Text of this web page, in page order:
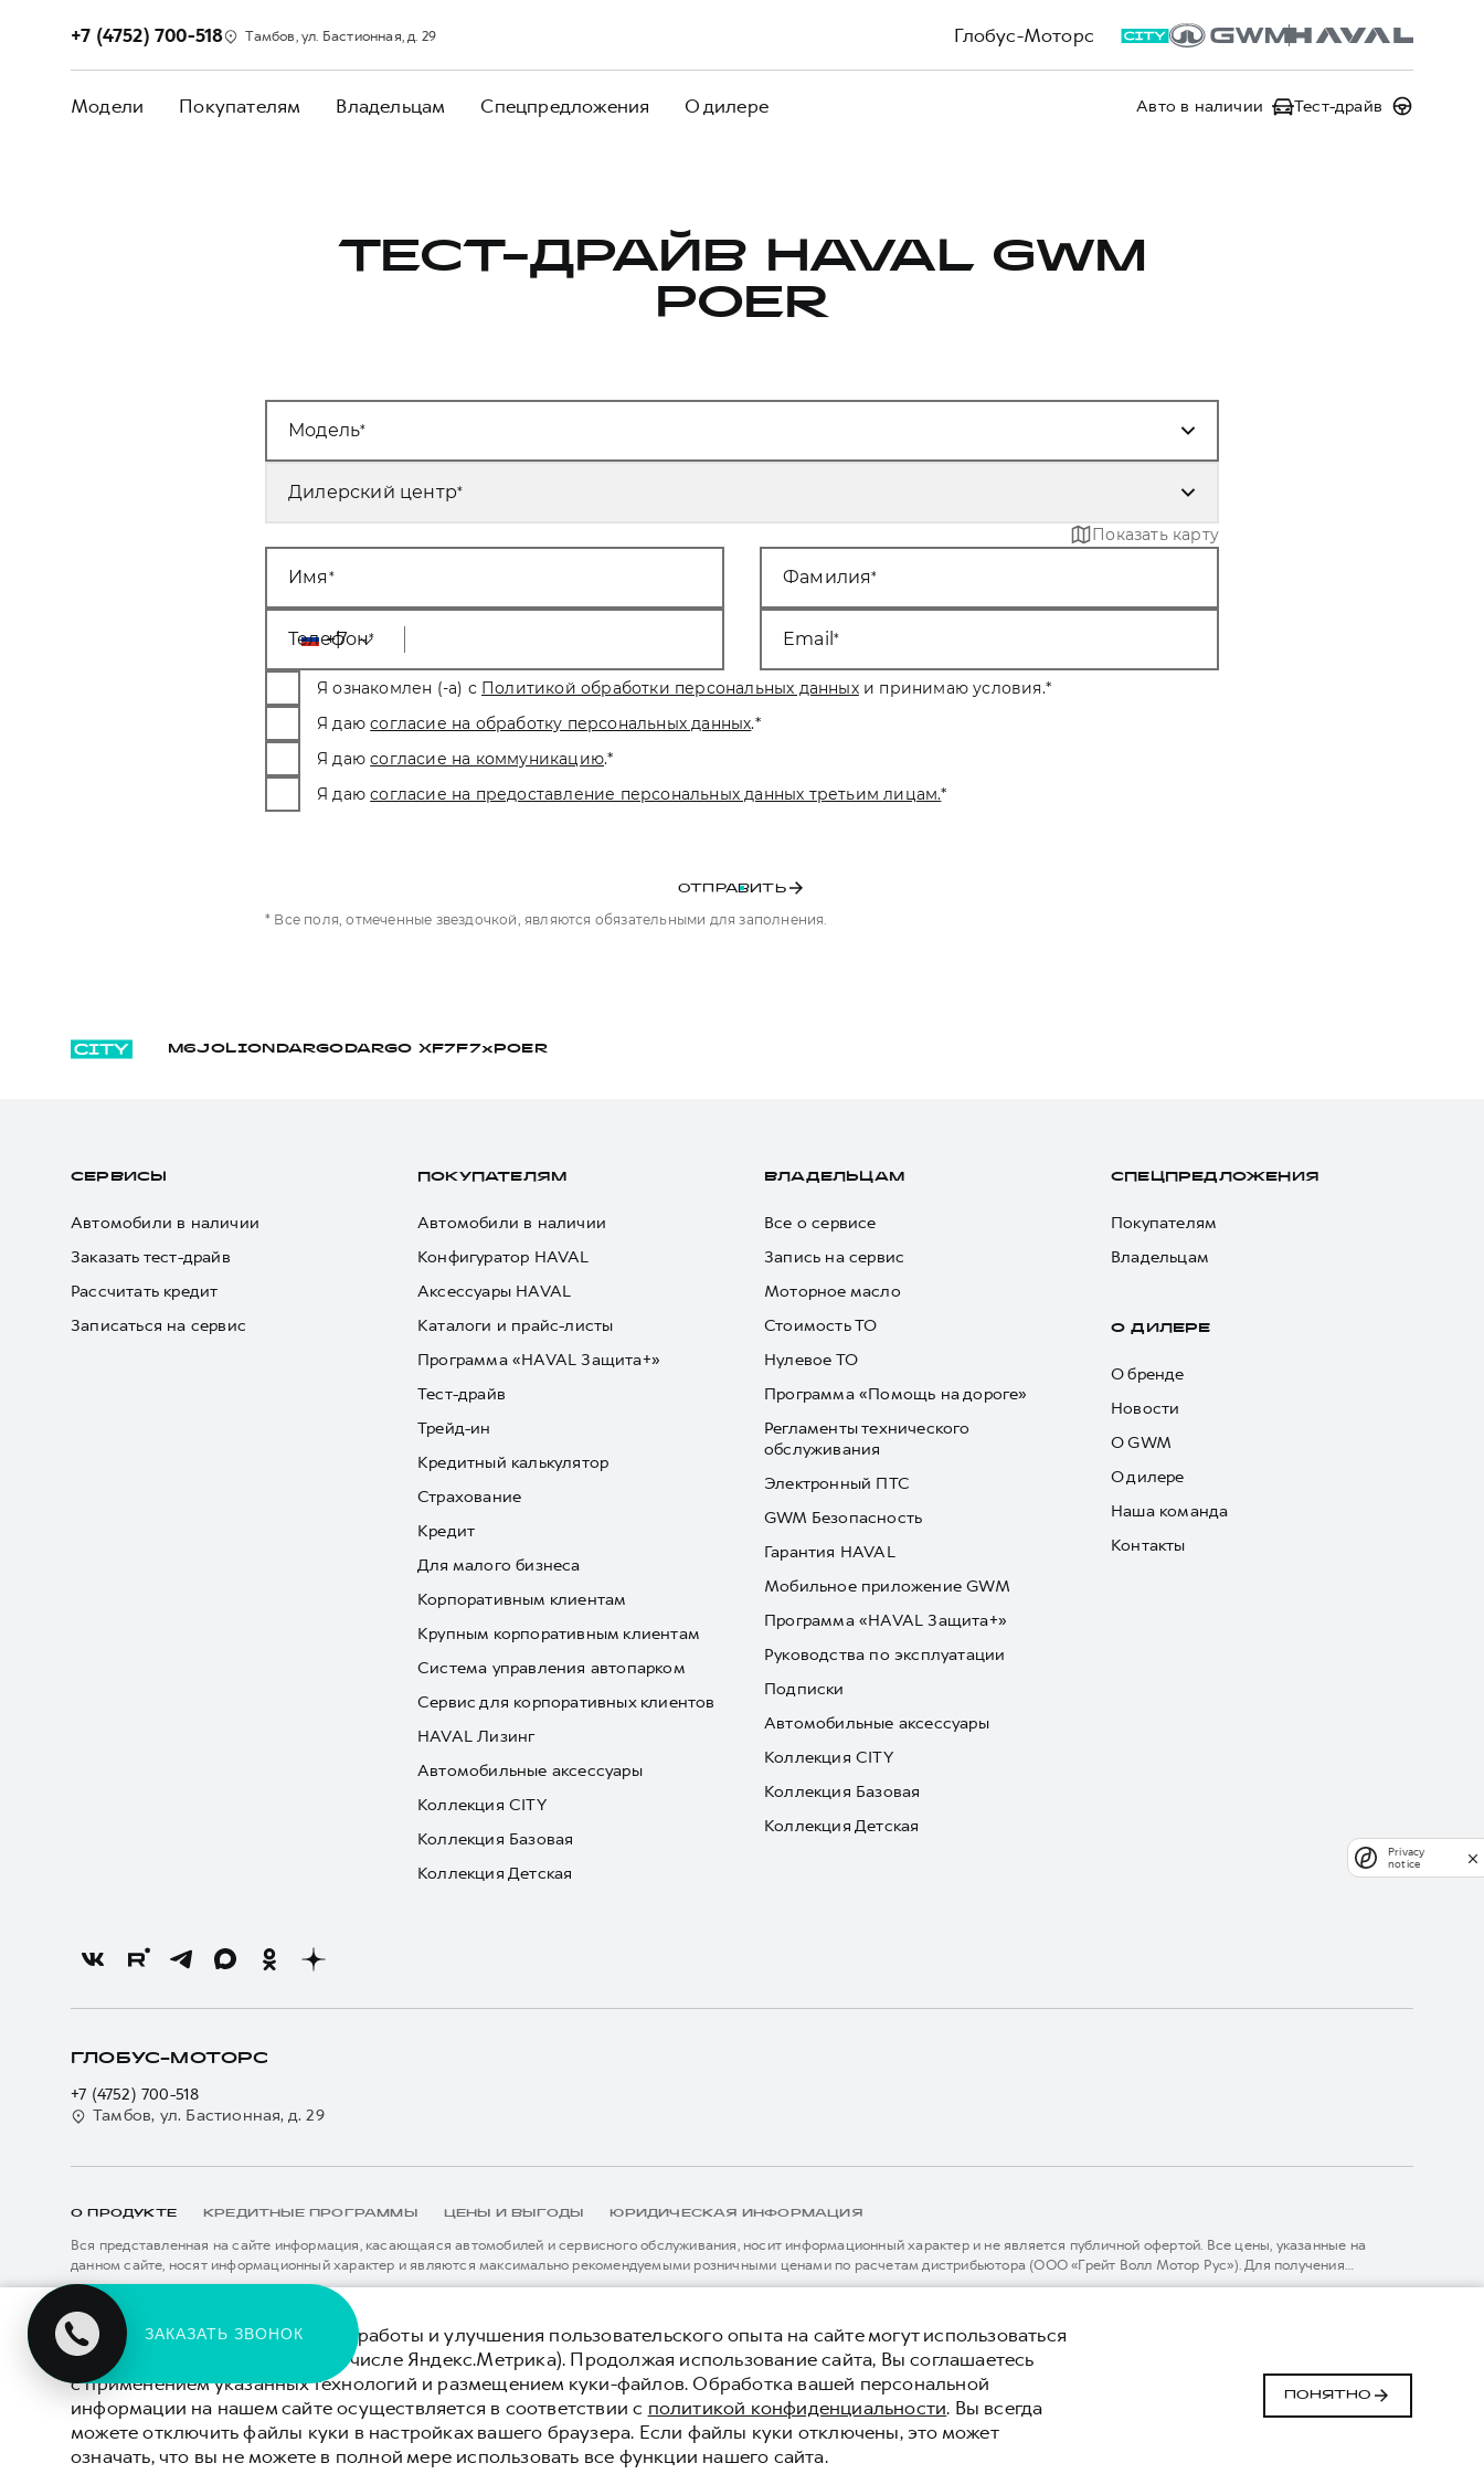
Глобус-Моторс
+7 (4752) 700-518 Тамбов, ул. Бастионная, д. 29
Модели Покупателям Владельцам Спецпредложения О дилере Авто в наличии Тест-драйв
ТЕСТ-ДРАЙВ HAVAL GWM
POER
Модель
Дилерский центр
Показать карту
Имя Фамилия
Телефон
+7 Email
Я ознакомлен (-а) с Политикой обработки персональных данных и принимаю условия.*
Я даю согласие на обработку персональных данных.*
Я даю согласие на коммуникацию.*
Я даю согласие на предоставление персональных данных третьим лицам.*
ОТПРАВИТЬ
* Все поля, отмеченные звездочкой, являются обязательными для заполнения.
M6JOLION DARGO DARGO Х F7 F7x POER
СЕРВИСЫ
Автомобили в наличии
Заказать тест-драйв
Рассчитать кредит
Записаться на сервис
ПОКУПАТЕЛЯМ
Автомобили в наличии
Конфигуратор HAVAL
Аксессуары HAVAL
Каталоги и прайс-листы
Программа «HAVAL Защита+»
Тест-драйв
Трейд-ин
Кредитный калькулятор
Страхование
Кредит
Для малого бизнеса
Корпоративным клиентам
Крупным корпоративным клиентам
Система управления автопарком
Сервис для корпоративных клиентов
HAVAL Лизинг
Автомобильные аксессуары
Коллекция CITY
Коллекция Базовая
Коллекция Детская
ВЛАДЕЛЬЦАМ
Все о сервисе
Запись на сервис
Моторное масло
Стоимость ТО
Нулевое ТО
Программа «Помощь на дороге»
Регламенты технического
обслуживания
Электронный ПТС
GWM Безопасность
Гарантия HAVAL
Мобильное приложение GWM
Программа «HAVAL Защита+»
Руководства по эксплуатации
Подписки
Автомобильные аксессуары
Коллекция CITY
Коллекция Базовая
Коллекция Детская
СПЕЦПРЕДЛОЖЕНИЯ
Покупателям
Владельцам
О ДИЛЕРЕ
О бренде
Новости
О GWM
О дилере
Наша команда
Контакты
ГЛОБУС-МОТОРС
+7 (4752) 700-518
Тамбов, ул. Бастионная, д. 29
О ПРОДУКТЕ КРЕДИТНЫЕ ПРОГРАММЫ ЦЕНЫ И ВЫГОДЫ ЮРИДИЧЕСКАЯ ИНФОРМАЦИЯ
Вся представленная на сайте информация, касающаяся автомобилей и сервисного обслуживания, носит информационный характер и не является публичной офертой. Все цены, указанные на
данном сайте, носят информационный характер и являются максимально рекомендуемыми розничными ценами по расчетам дистрибьютора (ООО «Грейт Волл Мотор Рус»). Для получения
подробной информации просьба обращаться к ближайшему официальному дилеру ООО «Грейт Волл Мотор Рус» либо по телефону Горячей линии 8 (800) 511-59-86, либо на сайте. Опубликованная на
данном сайте информация может быть изменена в любое время без предварительного уведомления.
****На некоторых автомобилях HAVAL может отсутствовать система / устройство вызова экстренных оперативных служб (блок ЭРА-ГЛОНАСС).
*5 лет поддержки включают 3 года гарантии и 2 года дополнительной сервисной поддержки. Информация в данном разделе носит ознакомительный характер. При наличии расхождений в условиях,
описанных в сервисной книжке владельца автомобиля и на данной странице, приоритет отдается сведениям, указанным в сервисной книжке. ООО «Грейт Волл Мотор Рус» оставляет за собой право
внесения изменений в гарантийную политику без предварительного уведомления.
Показать все
© 2026 ООО «Грейт Волл Мотор Рус»
© 2026 ООО «Глобус-Моторс»
Политика конфиденциальности Юридическая информация Сделано в ПЕРКС
Для обеспечения оптимальной работы и улучшения пользовательского опыта на сайте могут использоваться
системы веб-аналитики (в том числе Яндекс.Метрика). Продолжая использование сайта, Вы соглашаетесь
с применением указанных технологий и размещением куки-файлов. Обработка вашей персональной
информации на нашем сайте осуществляется в соответствии с политикой конфиденциальности. Вы всегда
можете отключить файлы куки в настройках вашего браузера. Если файлы куки отключены, это может
означать, что вы не можете в полной мере использовать все функции нашего сайта.
ПОНЯТНО
Privacy
notice
ЗАКАЗАТЬ ЗВОНОК